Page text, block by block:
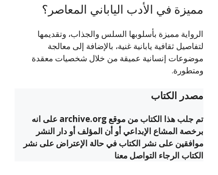
مميزة في الأدب الياباني المعاصر؟
الرواية مميزة بأسلوبها السلس والجذاب، وتقديمها
لتفاصيل ثقافية يابانية غنية، بالإضافة إلى معالجة
موضوعات إنسانية عميقة من خلال شخصيات معقدة
ومتطورة.
مصدر الكتاب
تم جلب هذا الكتاب من موقع archive.org على انه
برخصة المشاع الإبداعي أو أن المؤلف أو دار النشر
موافقين على نشر الكتاب في حالة الإعتراض على نشر
الكتاب الرجاء التواصل معنا